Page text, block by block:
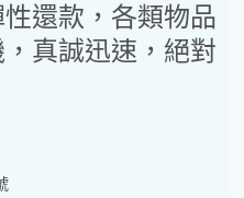
還款，各類物品
真誠迅速，絕對